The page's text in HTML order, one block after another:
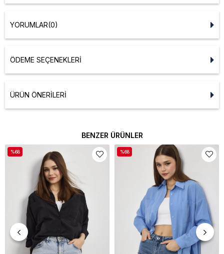
YORUMLAR(0)
ÖDEME SEÇENEKLERI
ÜRÜN ÖNERILERI
BENZER ÜRÜNLER
%68 %68